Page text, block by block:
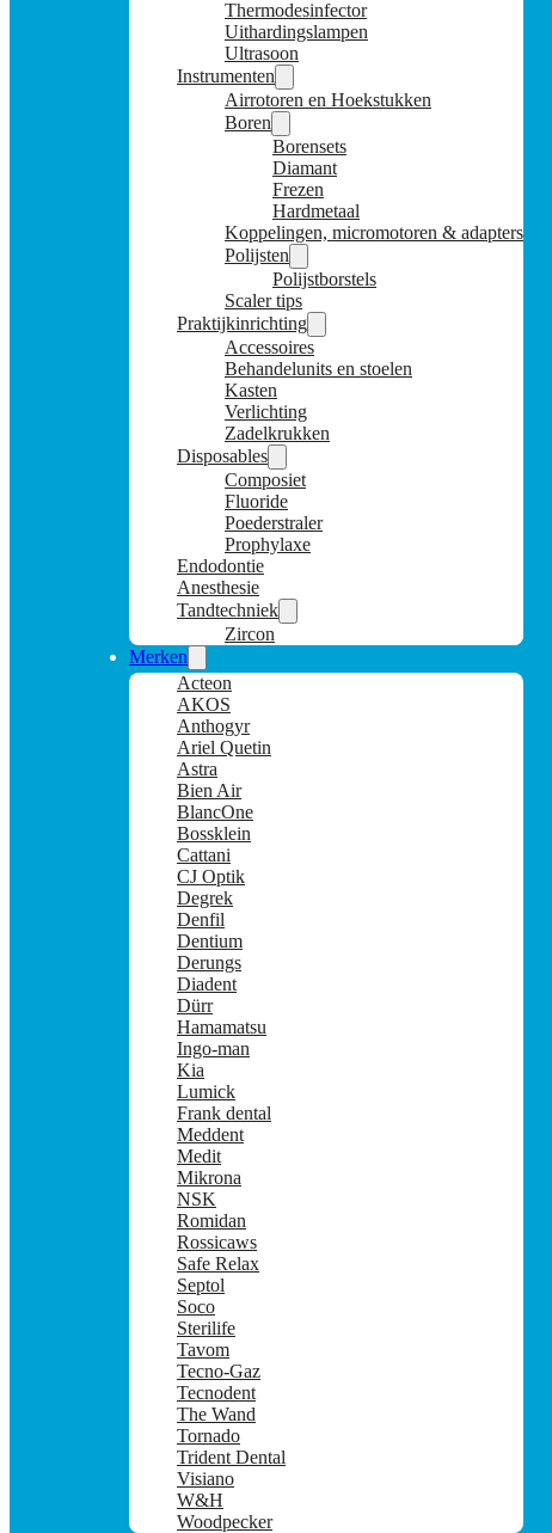
Thermodesinfector
Uithardingslampen
Ultrasoon
Instrumenten
Airrotoren en Hoekstukken
Boren
Borensets
Diamant
Frezen
Hardmetaal
Koppelingen, micromotoren & adapters
Polijsten
Polijstborstels
Scaler tips
Praktijkinrichting
Accessoires
Behandelunits en stoelen
Kasten
Verlichting
Zadelkrukken
Disposables
Composiet
Fluoride
Poederstraler
Prophylaxe
Endodontie
Anesthesie
Tandtechniek
Zircon
Merken
Acteon
AKOS
Anthogyr
Ariel Quetin
Astra
Bien Air
BlancOne
Bossklein
Cattani
CJ Optik
Degrek
Denfil
Dentium
Derungs
Diadent
Dürr
Hamamatsu
Ingo-man
Kia
Lumick
Frank dental
Meddent
Medit
Mikrona
NSK
Romidan
Rossicaws
Safe Relax
Septol
Soco
Sterilife
Tavom
Tecno-Gaz
Tecnodent
The Wand
Tornado
Trident Dental
Visiano
W&H
Woodpecker